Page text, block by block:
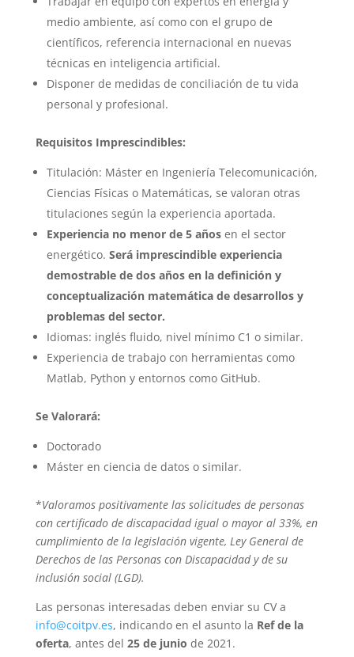
medio ambiente, así como con el grupo de
científicos, referencia internacional en nuevas
técnicas en inteligencia artificial.
Disponer de medidas de conciliación de tu vida
personal y profesional.
Requisitos Imprescindibles:
Titulación: Máster en Ingeniería Telecomunicación,
Ciencias Físicas o Matemáticas, se valoran otras
titulaciones según la experiencia aportada.
Experiencia no menor de 5 añosen el sector
energético. Será imprescindible experiencia
demostrable de dos años en la definición y
conceptualización matemática de desarrollos y
problemas del sector.
Idiomas: inglés fluido, nivel mínimo C1 o similar.
Experiencia de trabajo con herramientas como
Matlab, Python y entornos como GitHub.
Se Valorará:
Doctorado
Máster en ciencia de datos o similar.
*Valoramos positivamente las solicitudes de personas
con certificado de discapacidad igual o mayor al 33%, en
cumplimiento de la legislación vigente, Ley General de
Derechos de las Personas con Discapacidad y de su
inclusión social (LGD).
Las personas interesadas deben enviar su CV a
info@coitpv.es, indicando en el asunto la Ref de la
oferta, antes del 25 de junio de 2021.